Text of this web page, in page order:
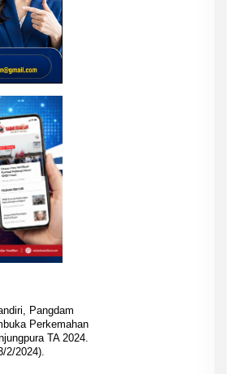
Pangdam
Perkemahan
TA 2024.
2/2024).